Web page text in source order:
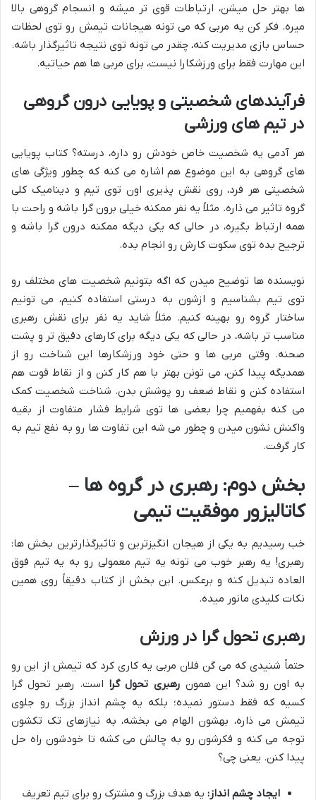
ها بهتر حل میشن، ارتباطات قوی تر میشه و انسجام گروهی بالا
میره. فکر کن یه مربی که می تونه هیجانات تیمش رو توی لحظات
حساس بازی مدیریت کنه، چقدر می تونه توی نتیجه تاثیرگذار باشه.
این مهارت فقط برای ورزشکارا نیست، برای مربی ها هم حیاتیه.
فرآیندهای شخصیتی و پویایی درون گروهی
در تیم های ورزشی
هر آدمی یه شخصیت خاص خودش رو داره، درسته؟ کتاب پویایی
های گروهی به این موضوع هم اشاره می کنه که چطور ویژگی های
شخصیتی هر فرد، روی نقش پذیری اون توی تیم و دینامیک کلی
گروه تاثیر می ذاره. مثلاً یه نفر ممکنه خیلی برون گرا باشه و راحت با
همه ارتباط بگیره، در حالی که یکی دیگه ممکنه درون گرا باشه و
ترجیح بده توی سکوت کارش رو انجام بده.
نویسنده ها توضیح میدن که اگه بتونیم شخصیت های مختلف رو
توی تیم بشناسیم و ازشون به درستی استفاده کنیم، می تونیم
ساختار گروه رو بهینه کنیم. مثلاً شاید یه نفر برای نقش رهبری
مناسب تر باشه، در حالی که یکی دیگه برای کارهای دقیق تر و پشت
صحنه. وقتی مربی ها و حتی خود ورزشکارها این شناخت رو از
همدیگه پیدا کنن، می تونن بهتر با هم کار کنن و از نقاط قوت هم
استفاده کنن و نقاط ضعف رو پوشش بدن. شناخت شخصیت کمک
می کنه بفهمیم چرا بعضی ها توی شرایط فشار متفاوت از بقیه
واکنش نشون میدن و چطور می شه این تفاوت ها رو به نفع تیم به
کار گرفت.
بخش دوم: رهبری در گروه ها –
کاتالیزور موفقیت تیمی
خب رسیدیم به یکی از هیجان انگیزترین و تاثیرگذارترین بخش ها:
رهبری! یه رهبر خوب می تونه یه تیم معمولی رو به یه تیم فوق
العاده تبدیل کنه و برعکس. این بخش از کتاب دقیقاً روی همین
نکات کلیدی مانور میده.
رهبری تحول گرا در ورزش
حتماً شنیدی که می گن فلان مربی یه کاری کرد که تیمش از این رو
به اون رو شد؟ این همون رهبری تحول گرا است. رهبر تحول گرا
کسیه که فقط دستور نمیده؛ بلکه یه چشم انداز بزرگ رو جلوی
تیمش می ذاره، بهشون الهام می بخشه، به نیازهای تک تکشون
توجه می کنه و فکرشون رو به چالش می کشه تا خودشون راه حل
پیدا کنن. یعنی چی؟
ایجاد چشم انداز: یه هدف بزرگ و مشترک رو برای تیم تعریف